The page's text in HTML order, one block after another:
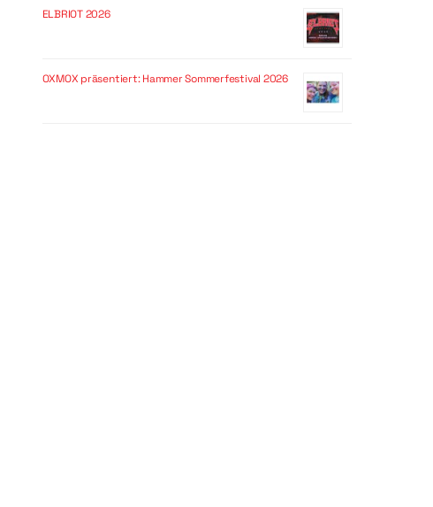
ELBRIOT 2026
OXMOX präsentiert: Hammer Sommerfestival 2026